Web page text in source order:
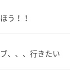
う！！
、、、行きたい